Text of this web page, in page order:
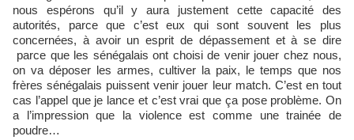
nous espérons qu’il y aura justement cette capacité des
autorités, parce que c’est eux qui sont souvent les plus
concernées, à avoir un esprit de dépassement et à se dire
parce que les sénégalais ont choisi de venir jouer chez nous,
on va déposer les armes, cultiver la paix, le temps que nos
frères sénégalais puissent venir jouer leur match. C’est en tout
cas l’appel que je lance et c’est vrai que ça pose problème. On
a l’impression que la violence est comme une trainée de
poudre…